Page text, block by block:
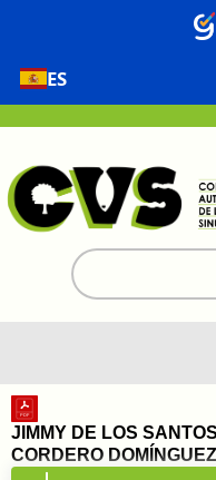
ES
Buscar:
Inicio
Nosotros
JIMMY DE LOS
CORDERO DOMÍNGUEZ